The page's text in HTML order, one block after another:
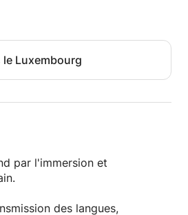
leçons, à maîtriser la
les structures
vous perdre dans la
travaillerons sur des mises
quotidienne, milieu
vous puissiez vous
et fluidité.
Luxembourg
par l'immersion et
des langues,